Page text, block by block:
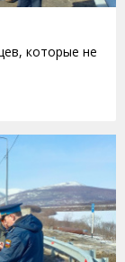
которые не